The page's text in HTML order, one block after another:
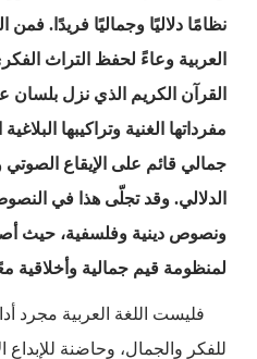
نظامًا دلاليًا وجماليًا فريدًا. فمن
العربية وعاءً لحفظ التراث
القرآن الكريم الذي نزل
مفرداتها الغنية وتراكيبها
جمالي قائم على الإيقاع الصوتي
الدلالي. وقد تجلّى هذا في
ونصوص دينية وفلسفية، حيث
لمنظومة قيم جمالية وأخلاقية
فليست اللغة العربية مجرد
للفكر والجمال، وحاضنة